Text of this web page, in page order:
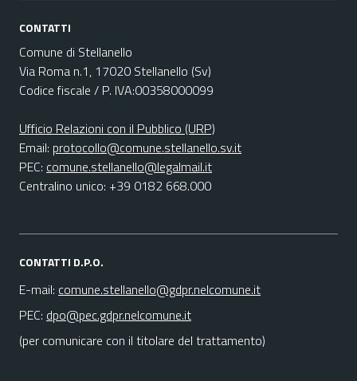
CONTATTI
Comune di Stellanello
Via Roma n.1, 17020 Stellanello (Sv)
Codice fiscale / P. IVA:00358000099
Ufficio Relazioni con il Pubblico (URP)
Email: protocollo@comune.stellanello.sv.it
PEC: comune.stellanello@legalmail.it
Centralino unico: +39 0182 668.000
CONTATTI D.P.O.
E-mail: comune.stellanello@gdpr.nelcomune.it
PEC: dpo@pec.gdpr.nelcomune.it
(per comunicare con il titolare del trattamento)